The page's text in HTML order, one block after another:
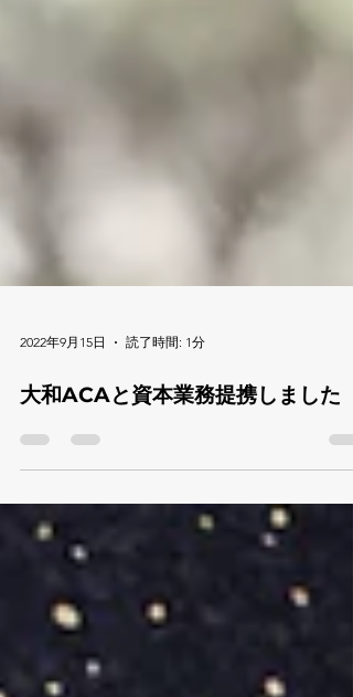
2022年9月15日 読了時間: 1分
大和ACAと資本業務提携しました